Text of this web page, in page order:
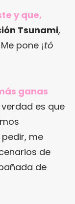
y que,
Tsunami,
Me pone ¡tó
ganas
verdad es que
me
de
de